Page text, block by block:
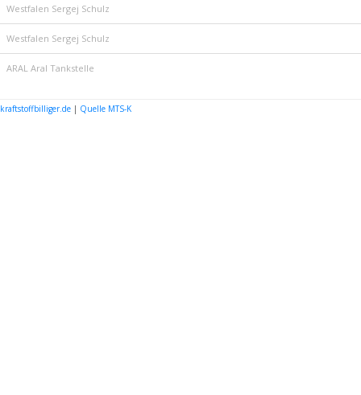
Westfalen Sergej Schulz
Westfalen Sergej Schulz
ARAL Aral Tankstelle
kraftstoffbilliger.de | Quelle MTS-K